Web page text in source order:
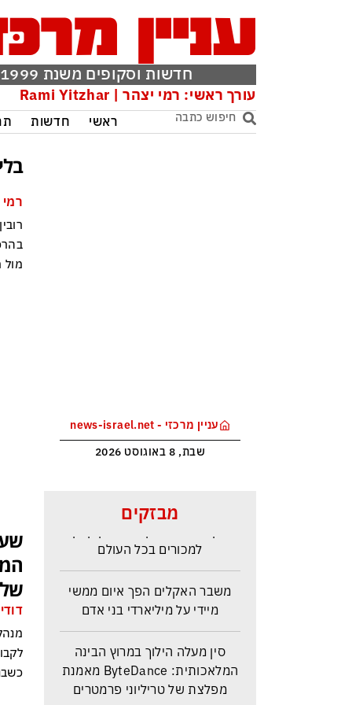
חדשות וסקופים משנת 1999
עורך ראשי: רמי יצהר | Rami Yitzhar
ראשי חדשות
עניין מרכזי - news-israel.net
שבת, 8 באוגוסט 2026
מבזקים
מלחמת טראמפ בקרטל הסמים
הקולומביאני ייקר את הקוקאין
למכורים בכל העולם
משבר האקלים הפך איום ממשי
מיידי על מיליארדי בני אדם
סין מעלה הילוך במרוץ הבינה
המלאכותית: ByteDance מאמנת
מפלצת של טריליוני פרמטרים
מול